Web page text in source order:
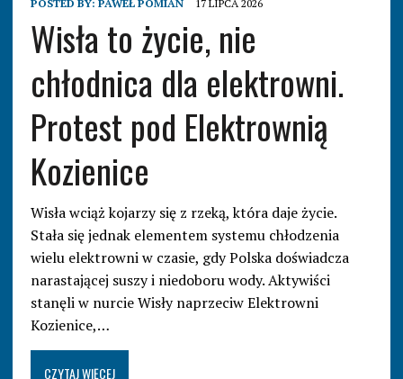
POSTED BY: PAWEŁ POMIAN 17 LIPCA 2026
Wisła to życie, nie
chłodnica dla elektrowni.
Protest pod Elektrownią
Kozienice
Wisła wciąż kojarzy się z rzeką, która daje życie.
Stała się jednak elementem systemu chłodzenia
wielu elektrowni w czasie, gdy Polska doświadcza
narastającej suszy i niedoboru wody. Aktywiści
stanęli w nurcie Wisły naprzeciw Elektrowni
Kozienice,…
CZYTAJ WIĘCEJ